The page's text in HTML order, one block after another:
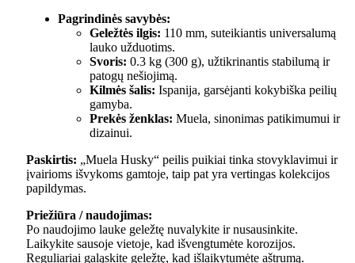
Pagrindinės savybės:
Geležtės ilgis: 110 mm, suteikiantis universalumą
lauko užduotims.
Svoris: 0.3 kg (300 g), užtikrinantis stabilumą ir
patogų nešiojimą.
Kilmės šalis: Ispanija, garsėjanti kokybiška peilių
gamyba.
Prekės ženklas: Muela, sinonimas patikimumui ir
dizainui.
Paskirtis: „Muela Husky“ peilis puikiai tinka stovyklavimui ir
įvairioms išvykoms gamtoje, taip pat yra vertingas kolekcijos
papildymas.
Priežiūra / naudojimas:
Po naudojimo lauke geležtę nuvalykite ir nusausinkite.
Laikykite sausoje vietoje, kad išvengtumėte korozijos.
Reguliariai galąskite geležtę, kad išlaikytumėte aštrumą.